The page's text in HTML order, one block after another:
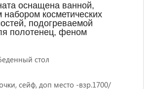
оснащена ванной,
косметических
подогреваемой
полотенец, феном
стол
сейф, доп место -взр.1700/